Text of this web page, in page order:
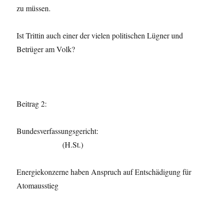
zu müssen.
Ist Trittin auch einer der vielen politischen Lügner und
Betrüger am Volk?
Beitrag 2:
Bundesverfassungsgericht:
(H.St.)
Energiekonzerne haben Anspruch auf Entschädigung für
Atomausstieg